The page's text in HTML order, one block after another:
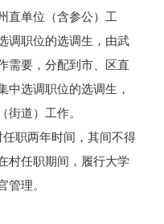
直单位（含参公）工
调职位的选调生，由武
需要，分配到市、区直
中选调职位的选调生，
街道）工作。
职两年时间，其间不得
村任职期间，履行大学
管理。